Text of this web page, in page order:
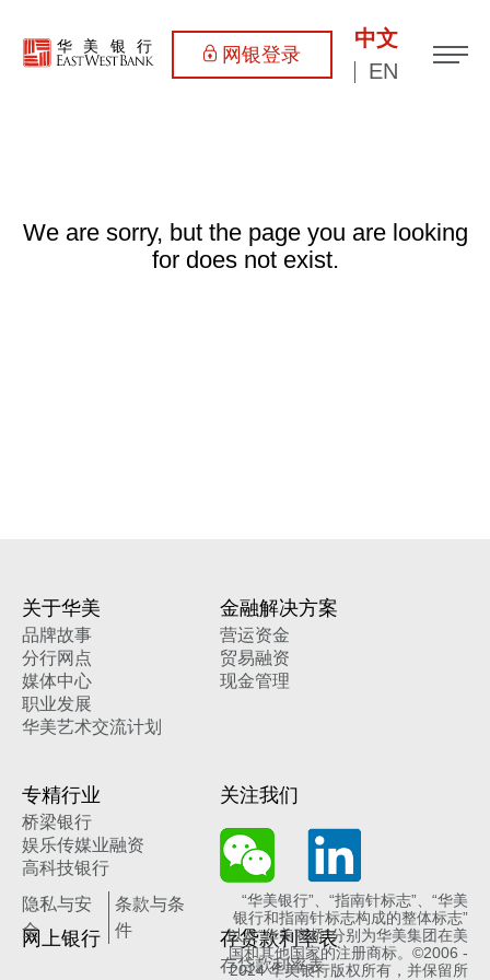
网银登录
中文
EN
We are sorry, but the page you are looking
for does not exist.
关于华美
品牌故事
分行网点
媒体中心
职业发展
华美艺术交流计划
金融解决方案
营运资金
贸易融资
现金管理
专精行业
桥梁银行
娱乐传媒业融资
高科技银行
网上银行 存贷款利率表
存贷款利率表
关注我们
隐私与安
全
条款与条
件
“华美银行”、“指南针标志”、“华美
银行和指南针标志构成的整体标志”
以及“华美商桥”分别为华美集团在美
国和其他国家的注册商标。©2006 -
2024 华美银行版权所有，并保留所